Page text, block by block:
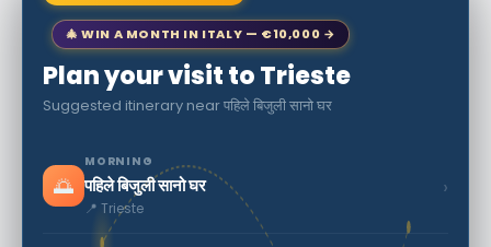
🎄 WIN A MONTH IN ITALY — €10,000 →
Plan your visit to Trieste
Suggested itinerary near पहिले बिजुली सानो घर
🌅
MORNING
पहिले बिजुली सानो घर
📍 Trieste
›